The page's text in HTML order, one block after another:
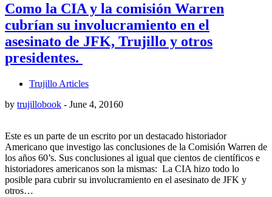
Como la CIA y la comisión Warren
cubrían su involucramiento en el
asesinato de JFK, Trujillo y otros
presidentes.
Trujillo Articles
by trujillobook - June 4, 20160
Este es un parte de un escrito por un destacado historiador
Americano que investigo las conclusiones de la Comisión Warren de
los años 60’s. Sus conclusiones al igual que cientos de científicos e
historiadores americanos son la mismas: La CIA hizo todo lo
posible para cubrir su involucramiento en el asesinato de JFK y
otros…